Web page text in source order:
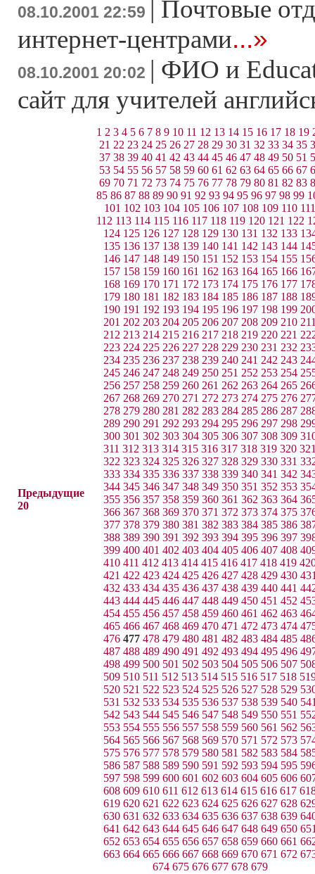
08.10.2001 22:59
Почтовые
интернет-центрами...»
08.10.2001 20:02 | ФИО и
сайт для учителей
Предыдущие
20
1 2 3 4 5 6 7 8 9 10 11 12 13 14 15 16 17 18 19
21 22 23 24 25 26 27 28 29 30 31 32 33 34 35
37 38 39 40 41 42 43 44 45 46 47 48 49 50 51
53 54 55 56 57 58 59 60 61 62 63 64 65 66 67
69 70 71 72 73 74 75 76 77 78 79 80 81 82 83
85 86 87 88 89 90 91 92 93 94 95 96 97 98 99
101 102 103 104 105 106 107 108 109 110 111
112 113 114 115 116 117 118 119 120 121 122
124 125 126 127 128 129 130 131 132 133
135 136 137 138 139 140 141 142 143 144
146 147 148 149 150 151 152 153 154 155
157 158 159 160 161 162 163 164 165 166
168 169 170 171 172 173 174 175 176 177
179 180 181 182 183 184 185 186 187 188
190 191 192 193 194 195 196 197 198 199
201 202 203 204 205 206 207 208 209 210
212 213 214 215 216 217 218 219 220 221
223 224 225 226 227 228 229 230 231 232
234 235 236 237 238 239 240 241 242 243
245 246 247 248 249 250 251 252 253 254
256 257 258 259 260 261 262 263 264 265
267 268 269 270 271 272 273 274 275 276
278 279 280 281 282 283 284 285 286 287
289 290 291 292 293 294 295 296 297 298
300 301 302 303 304 305 306 307 308 309
311 312 313 314 315 316 317 318 319 320
322 323 324 325 326 327 328 329 330 331
333 334 335 336 337 338 339 340 341 342
344 345 346 347 348 349 350 351 352 353
355 356 357 358 359 360 361 362 363 364
366 367 368 369 370 371 372 373 374 375
377 378 379 380 381 382 383 384 385 386
388 389 390 391 392 393 394 395 396 397
399 400 401 402 403 404 405 406 407 408
410 411 412 413 414 415 416 417 418 419
421 422 423 424 425 426 427 428 429 430
432 433 434 435 436 437 438 439 440 441
443 444 445 446 447 448 449 450 451 452
454 455 456 457 458 459 460 461 462 463
465 466 467 468 469 470 471 472 473 474
476 477 478 479 480 481 482 483 484 485
487 488 489 490 491 492 493 494 495 496
498 499 500 501 502 503 504 505 506 507
509 510 511 512 513 514 515 516 517 518
520 521 522 523 524 525 526 527 528 529
531 532 533 534 535 536 537 538 539 540
542 543 544 545 546 547 548 549 550 551
553 554 555 556 557 558 559 560 561 562
564 565 566 567 568 569 570 571 572 573
575 576 577 578 579 580 581 582 583 584
586 587 588 589 590 591 592 593 594 595
597 598 599 600 601 602 603 604 605 606
608 609 610 611 612 613 614 615 616 617
619 620 621 622 623 624 625 626 627 628
630 631 632 633 634 635 636 637 638 639
641 642 643 644 645 646 647 648 649 650
652 653 654 655 656 657 658 659 660 661
663 664 665 666 667 668 669 670 671 672
674 675 676 677 678 679